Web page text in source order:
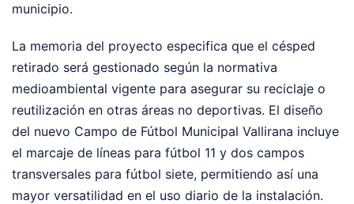
municipio.
La memoria del proyecto especifica que el césped
retirado será gestionado según la normativa
medioambiental vigente para asegurar su reciclaje o
reutilización en otras áreas no deportivas. El diseño
del nuevo Campo de Fútbol Municipal Vallirana incluye
el marcaje de líneas para fútbol 11 y dos campos
transversales para fútbol siete, permitiendo así una
mayor versatilidad en el uso diario de la instalación.